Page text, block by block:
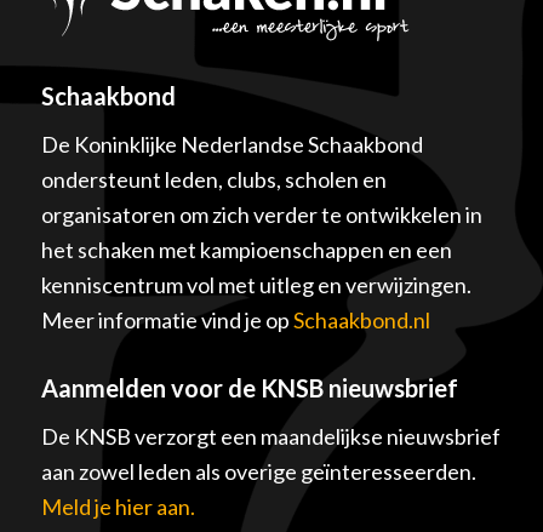
Schaakbond
De Koninklijke Nederlandse Schaakbond
ondersteunt leden, clubs, scholen en
organisatoren om zich verder te ontwikkelen in
het schaken met kampioenschappen en een
kenniscentrum vol met uitleg en verwijzingen.
Meer informatie vind je opSchaakbond.nl
Aanmelden voor de KNSB nieuwsbrief
De KNSB verzorgt een maandelijkse nieuwsbrief
aan zowel leden als overige geïnteresseerden.
Meld je hier aan.